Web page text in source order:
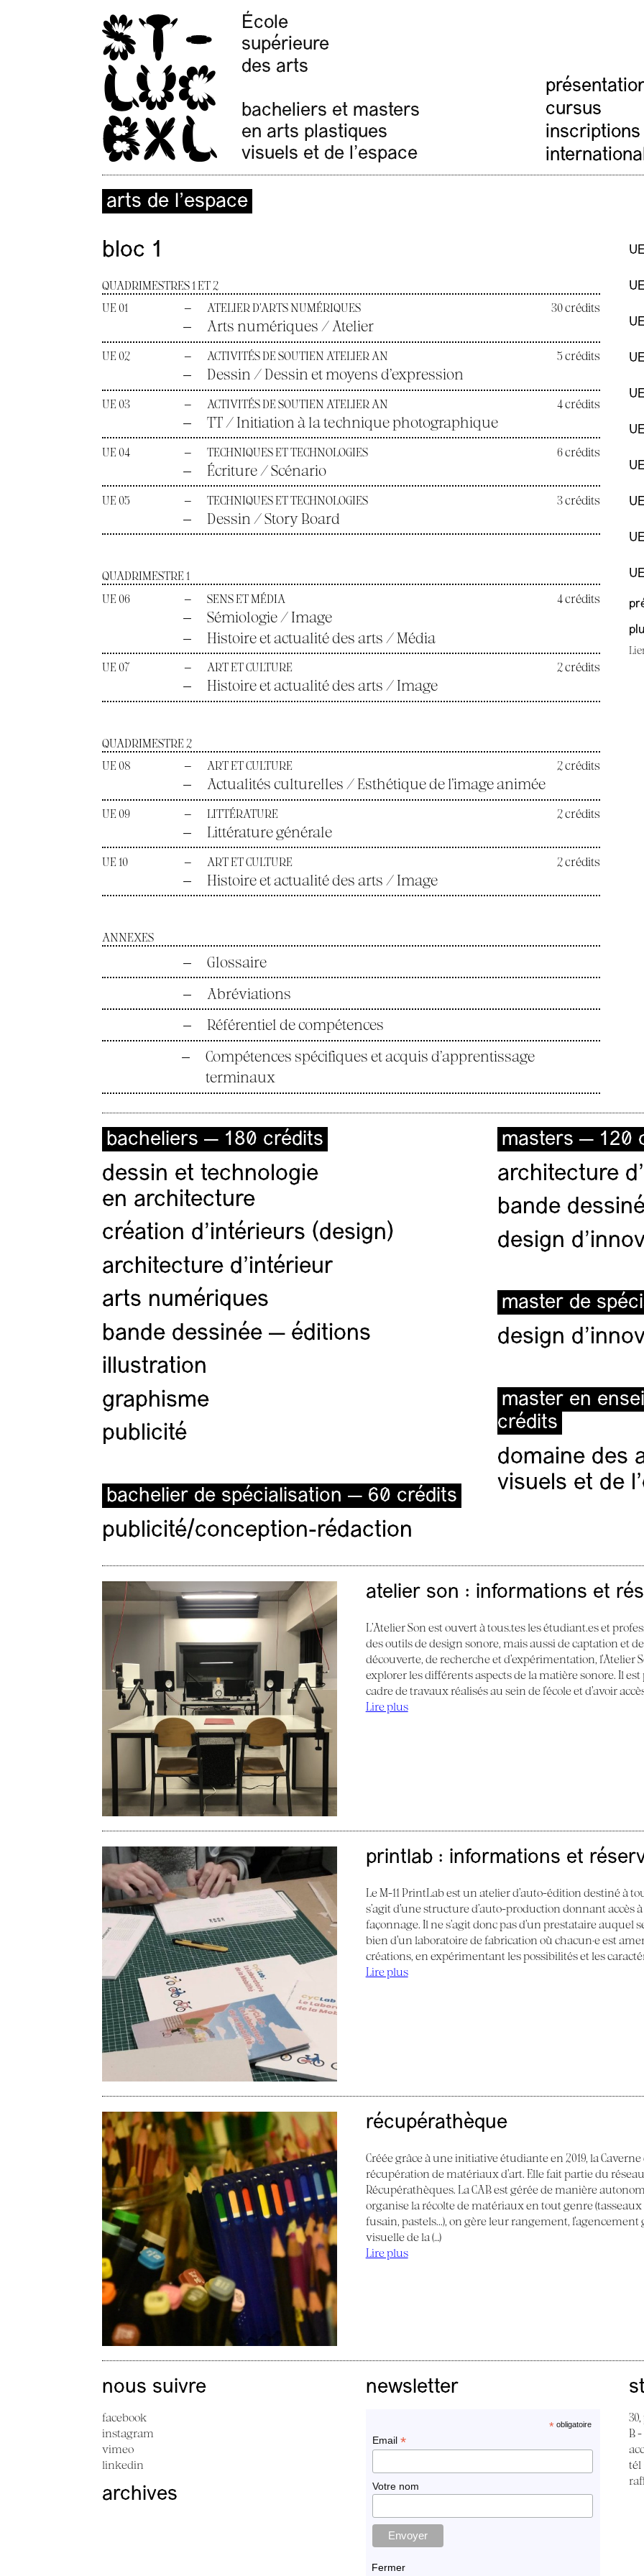
École
supérieure
des arts
bacheliers et masters
en arts plastiques
visuels et de l'espace
cursus
inscriptions
arts de l’espace
bloc 1
QUADRIMESTRES 1 ET 2
UE 01
— ATELIER D’ARTS NUMÉRIQUES 30 crédits
— Arts numériques / Atelier
UE 02 — ACTIVITÉS DE SOUTIEN ATELIER AN 5 crédits
— Dessin / Dessin et moyens d’expression
UE 03 — ACTIVITÉS DE SOUTIEN ATELIER AN 4 crédits
— TT / Initiation à la technique photographique
UE 04 — TECHNIQUES ET TECHNOLOGIES 6 crédits
— Écriture / Scénario
UE 05 — TECHNIQUES ET TECHNOLOGIES 3 crédits
— Dessin / Story Board
QUADRIMESTRE 1
UE 06
— SENS ET MÉDIA 4 crédits
—
Sémiologie / Image
—
Histoire et actualité des arts / Média
UE 07 — ART ET CULTURE 2 crédits
— Histoire et actualité des arts / Image
QUADRIMESTRE 2
UE 08
— ART ET CULTURE 2 crédits
— Actualités culturelles / Esthétique de l’image animée
UE 09 — LITTÉRATURE 2 crédits
— Littérature générale
UE 10 — ART ET CULTURE 2 crédits
— Histoire et actualité des arts / Image
ANNEXES
—
Glossaire
—
Abréviations
—
Référentiel de compétences
—
Compétences spécifiques et acquis d’apprentissage
terminaux
bacheliers — 180 crédits
dessin et technologie
en architecture
création d'intérieurs (design)
architecture d’intérieur
arts numériques
bande dessinée — éditions
illustration
graphisme
publicité
bachelier de spécialisation — 60 crédits
publicité/conception-rédaction
masters — 120
architecture
bande
design
master de
design
master en
crédits
domaine des
visuels et de
atelier son : informations et
L’Atelier Son est ouvert à tous.tes les étudiant.es et
des outils de design sonore, mais aussi de captation et
découverte, de recherche et d’expérimentation, l’Atelier
explorer les différents aspects de la matière sonore. Il
cadre de travaux réalisés au sein de l’école et d’avoir
Lire plus
printlab : informations et
Le M-11 PrintLab est un atelier d’auto-édition destiné à
s’agit d’une structure d’auto-production donnant accès
façonnage. Il ne s’agit donc pas d’un prestataire auquel
bien d’un laboratoire de fabrication où chacun·e est
créations, en expérimentant les possibilités et les
Lire plus
récupérathèque
Créée grâce à une initiative étudiante en 2019, la Caverne
récupération de matériaux d’art. Elle fait partie du réseau
Récupérathèques. La CAB est gérée de manière
organise la récolte de matériaux en tout genre
fusain, pastels...), on gère leur rangement,
visuelle de la (…)
Lire plus
nous suivre
facebook
instagram
vimeo
linkedin
archives
newsletter
*obligatoire
Email*
Votre nom
Fermer
B
tél